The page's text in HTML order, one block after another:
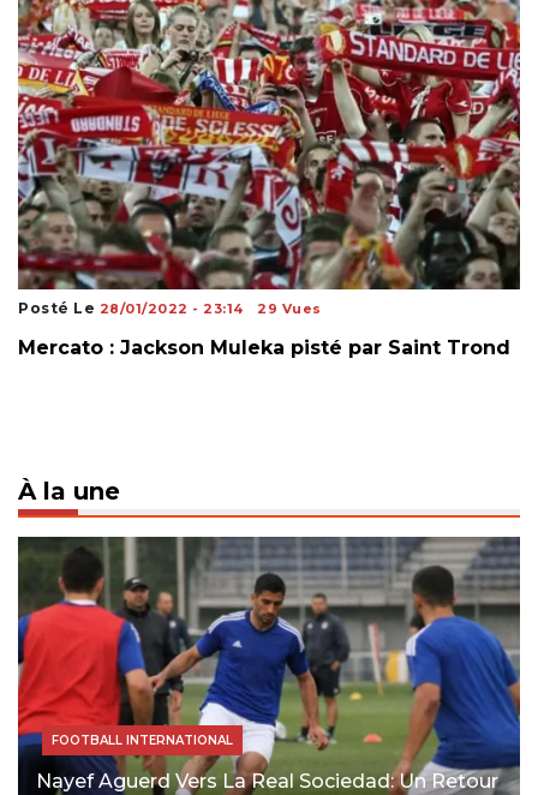
Posté Le 28/01/2022 - 23:14 29 Vues
Mercato : Jackson Muleka pisté par Saint Trond
À la une
FOOTBALL INTERNATIONAL
Nayef Aguerd Vers La Real Sociedad: Un Retour